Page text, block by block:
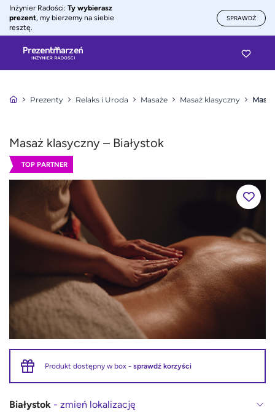
Inżynier Radości: Ty wybierasz
prezent, my bierzemy na siebie
resztę.
SPRAWDŹ
Prezenty Relaks i Uroda Masaże Masaż klasyczny
Masaż klasyczny – Białystok
TOP PARTNER
Produkt dostępny w box - sprawdź korzyści
Białystok - zmień lokalizację